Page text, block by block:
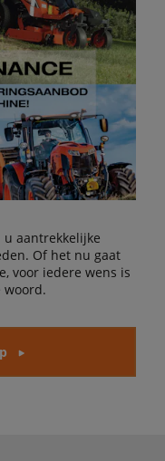
u aantrekkelijke
Of het nu gaat
voor iedere wens is
woord.